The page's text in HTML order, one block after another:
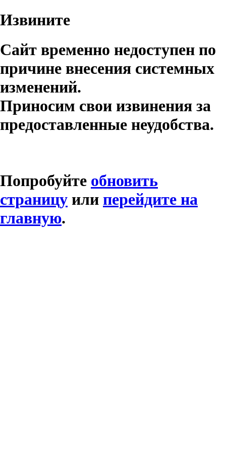
Извините
Сайт временно недоступен по
причине внесения системных
изменений.
Приносим свои извинения за
предоставленные неудобства.
Попробуйте обновить
страницу или перейдите на
главную.